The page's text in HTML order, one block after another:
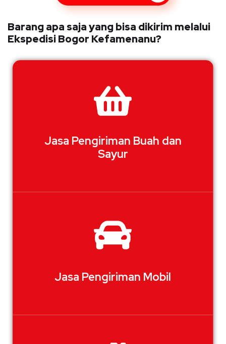
Barang apa saja yang bisa dikirim melalui
Ekspedisi Bogor Kefamenanu?
Jasa Pengiriman Buah dan
Sayur
Jasa Pengiriman Mobil